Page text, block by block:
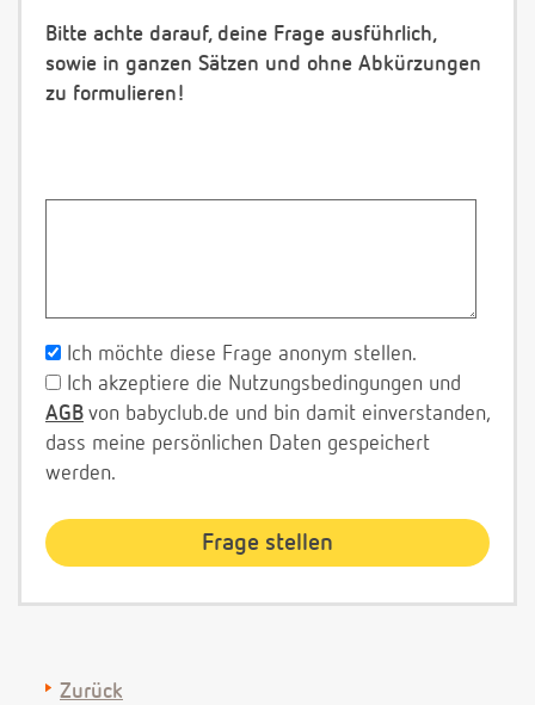
Bitte achte darauf, deine Frage ausführlich,
sowie in ganzen Sätzen und ohne Abkürzungen
zu formulieren!
Ich möchte diese Frage anonym stellen.
Ich akzeptiere die Nutzungsbedingungen und
AGB von babyclub.de und bin damit einverstanden,
dass meine persönlichen Daten gespeichert
werden.
Zurück